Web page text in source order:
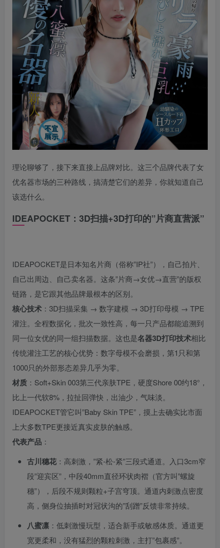
理论聊够了，接下来直接上品牌对比。这三个品牌代表了女
优名器市场的三种路线，搞清楚它们的差异，你就知道自己
该选什么。
IDEAPOCKET：3D扫描+3D打印的”片商直营派”
IDEAPOCKET是日本知名片商（俗称”IP社”），自己拍片、
自己出周边、自己卖名器。这条”片商→女优→直营”的版权
链路，是它跟其他品牌最根本的区别。
核心技术 ：3D扫描采集 → 数字建模 → 3D打印母模 → TPE
灌注。全程数据化，批次一致性高，每一只产品都能追溯到
同一位女优的同一组扫描数据。这也是名器3D打印技术相比
传统灌注工艺的核心优势：数字母模不会磨损，第1只和第
1000只的外部形态差异几乎为零。
材质 ：Soft+Skin 003第三代亲肤TPE，硬度Shore 00约18°，
比上一代软8%，拉扯回弹快，出油少，气味淡。
IDEAPOCKET管它叫”Baby Skin TPE”，摸上去确实比市面
上大多数TPE更接近真实皮肤的触感。
代表产品 ：
古川穗花 ：高刺激，”紧-松-紧”三段式通道。入口3cm窄
段”迎宾区”，中段40mm直径环状肉褶（官方叫”螺旋
穗”），后段不规则颗粒+子宫穹顶。通道内刺激点密度
高，侧身位抽插时对冠状沟的”刮蹭”反馈非常持续。
八蜜凛 ：低刺激慢玩型，适合新手或敏感体质。通道更
宽更柔和，没有猛烈的颗粒刺激，主打”包裹感”。